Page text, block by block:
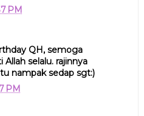
PM
QH, semoga
selalu. rajinnya
nampak sedap sgt:)
PM